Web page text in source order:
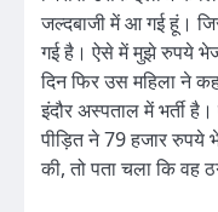
जल्दबाजी में आ गई हूं।
गई है। ऐसे में मुझे रुपये
दिन फिर उस महिला ने
इंदौर अस्पताल में भर्ती
पीड़ित ने 79 हजार रुपये
की, तो पता चला कि वह